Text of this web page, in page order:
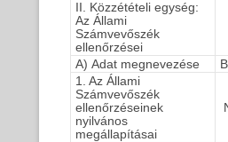
II. Közzétételi egység:
Az Állami
Számvevőszék
ellenőrzései
A) Adat megnevezése
1. Az Állami
Számvevőszék
ellenőrzéseinek
nyilvános
megállapításai